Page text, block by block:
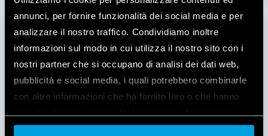
annunci, per fornire funzionalità dei social media e per
analizzare il nostro traffico. Condividiamo inoltre
informazioni sul modo in cui utilizza il nostro sito con i
nostri partner che si occupano di analisi dei dati web,
pubblicità e social media, i quali potrebbero combinarle
con altre informazioni che ha fornito loro o che hanno
nostri cookie se continua ad utilizzare il nostro sito web.